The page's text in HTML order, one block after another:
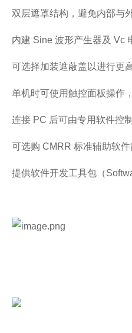
双层遮罩结构，避免内部与
内建 Sine 波形产生器及 Vc
可选择加装遮蔽盖以进行更
单机时可使用触控面板操作
连接 PC 后可由专用软件控
可选购 CMRR 标准辅助软
提供软件开发工具包（